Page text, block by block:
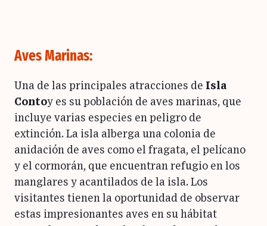
Aves Marinas:
Una de las principales atracciones de Isla
Contoy es su población de aves marinas, que
incluye varias especies en peligro de
extinción. La isla alberga una colonia de
anidación de aves como el fragata, el pelícano
y el cormorán, que encuentran refugio en los
manglares y acantilados de la isla. Los
visitantes tienen la oportunidad de observar
estas impresionantes aves en su hábitat